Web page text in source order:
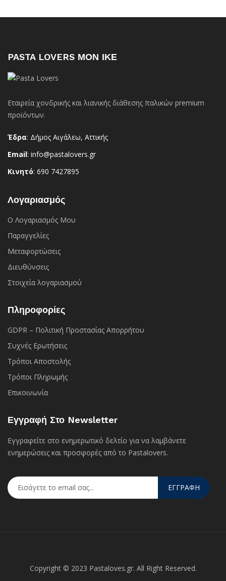
PASTA LOVERS ΜΟΝ ΙΚΕ
Εταιρεία χονδρικής και λιανικής διάθεσης Ιταλικών premium
προϊόντων.
Έδρα: Δήμος Αιγάλεω, Αττικής
Email: info@pastalovers.gr
Κινητό: 690 7427895
Λογαριασμός
Ο Λογαριασμός Μου
Παραγγελίες
Μεταφορτώσεις
Διευθύνσεις
Στοιχεία λογαριασμού
Πληροφορίες
GDPR – Πολιτική Προστασίας Απορρήτου
Συχνές Eρωτήσεις
Τρόποι Αποστολής
Τρόποι Πληρωμής
Επικοινωνία
Εγγραφή Στο Newsletter
Εγγραφείτε στο ενημερωτικό δελτίο για να λαμβάνετε
ενημερώσεις και προσφορές από το Pastalovers.
ΕΓΓΡΑΦΗ
Copyright © 2023 Pastaloves.gr. All Right Reserved.